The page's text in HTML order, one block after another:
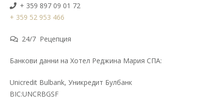
+ 359 897 09 01 72
+ 359 52 953 466
24/7 Рецепция
Банкови данни на Хотел Реджина Мария СПА:
Unicredit Bulbank, Уникредит Булбанк
BIC:UNCRBGSF